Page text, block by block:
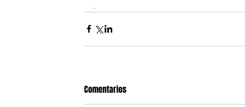
.
Comentarios